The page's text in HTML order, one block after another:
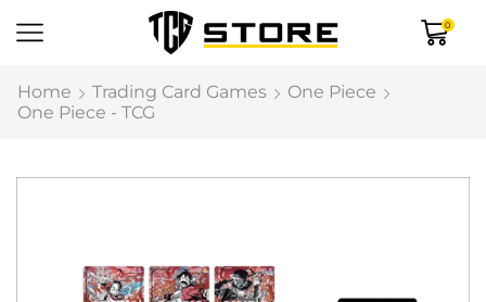
0
Home Trading Card Games
One Piece
One Piece - TCG